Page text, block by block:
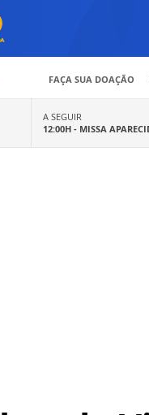
FAÇA SUA DOAÇÃO
A SEGUIR
12:00H - MISSA